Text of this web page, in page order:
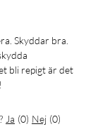
bli repigt är det
Ja (0) Nej (0)